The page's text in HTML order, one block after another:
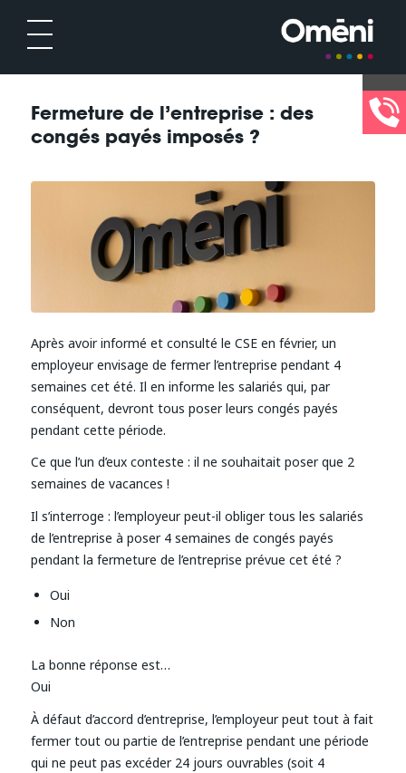
Fermeture de l’entreprise : des
congés payés imposés ?
Après avoir informé et consulté le CSE en février, un
employeur envisage de fermer l’entreprise pendant 4
semaines cet été. Il en informe les salariés qui, par
conséquent, devront tous poser leurs congés payés
pendant cette période.
Ce que l’un d’eux conteste : il ne souhaitait poser que 2
semaines de vacances !
Il s’interroge : l’employeur peut-il obliger tous les salariés
de l’entreprise à poser 4 semaines de congés payés
pendant la fermeture de l’entreprise prévue cet été ?
Oui
Non
La bonne réponse est…
Oui
À défaut d’accord d’entreprise, l’employeur peut tout à fait
fermer tout ou partie de l’entreprise pendant une période
qui ne peut pas excéder 24 jours ouvrables (soit 4